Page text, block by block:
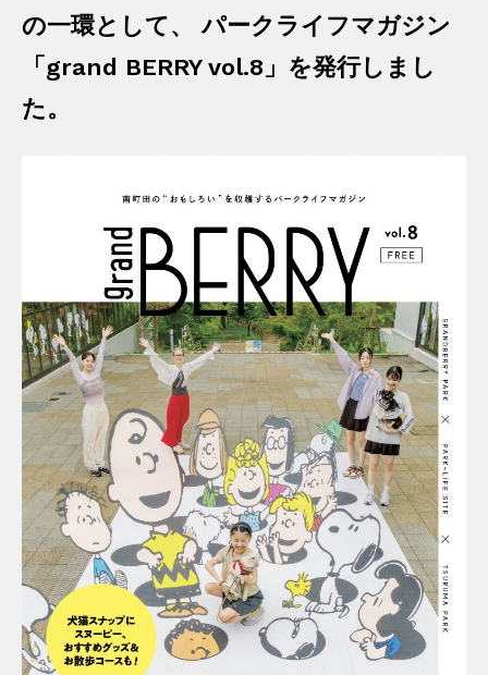
の一環として、 パークライフマガジン
「grand BERRY vol.8」を発行しまし
た。